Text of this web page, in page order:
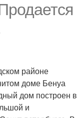
районе
доме Бенуа
дом построен в
и